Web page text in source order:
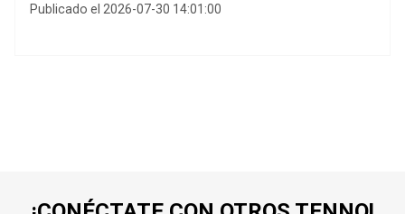
Publicado el 2026-07-30 14:01:00